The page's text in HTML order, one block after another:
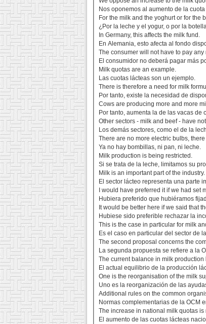
Nos oponemos al aumento de la
For the milk and the yoghurt or for the
¿Por la leche y el yogur, o por la
In Germany, this affects the milk fund.
En Alemania, esto afecta al fondo
The consumer will not have to pay any
El consumidor no deberá pagar más
Milk quotas are an example.
Las cuotas lácteas son un ejemplo.
There is therefore a need for milk
Por tanto, existe la necesidad de
Cows are producing more and more
Por tanto, aumenta la de las vacas de
Other sectors - milk and beef - have
Los demás sectores, como el de la
There are no more electric bulbs,
Ya no hay bombillas, ni pan, ni leche.
Milk production is being restricted.
Si se trata de la leche, limitamos su
Milk is an important part of the industry.
El sector lácteo representa una parte
I would have preferred it if we had
Hubiera preferido que hubiéramos
It would be better here if we said that
Hubiese sido preferible rechazar la
This is the case in particular for milk
Es el caso en particular del sector de
The second proposal concerns the
La segunda propuesta se refiere a la
The current balance in milk
El actual equilibrio de la producción
One is the reorganisation of the milk
Uno es la reorganización de las
Additional rules on the common
Normas complementarias de la OCM
The increase in national milk quotas
El aumento de las cuotas lácteas